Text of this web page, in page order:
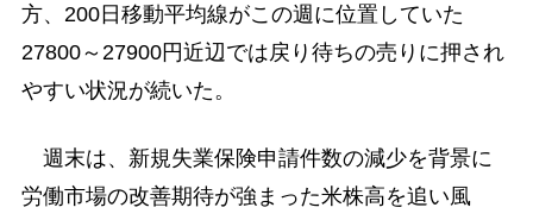
方、200日移動平均線がこの週に位置していた
27800～27900円近辺では戻り待ちの売りに押され
やすい状況が続いた。
週末は、新規失業保険申請件数の減少を背景に
労働市場の改善期待が強まった米株高を追い風